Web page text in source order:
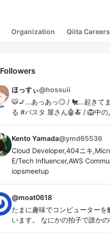
Organization Qiita Careers
Followers
ほっすぃ@hossuii
🐯🚬…あっあっ🙄 / 🐔…起きて
る #パスタ 屋さん🤖🍝 / 🦁中
Kento Yamada@ymd65536
Cloud Developer,404ニキ
E/Tech Influencer,AWS
iopsmeetup
@moat0618
たまに趣味でコンピューター
います。 なにかの拍子で誰か